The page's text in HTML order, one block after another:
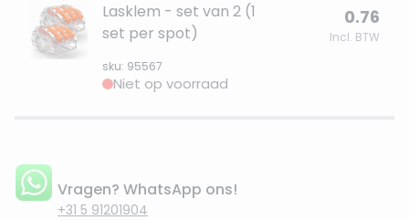
Lasklem - set van 2 (1
set per spot)
sku: 95567
0.76
Incl. BTW
Niet op voorraad
Vragen? WhatsApp ons!
+31 5 91201904